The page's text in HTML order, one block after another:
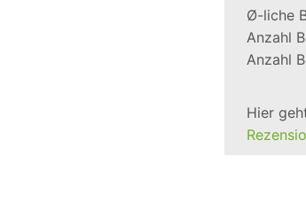
Ø-liche
Anzahl
Anzahl
Hier